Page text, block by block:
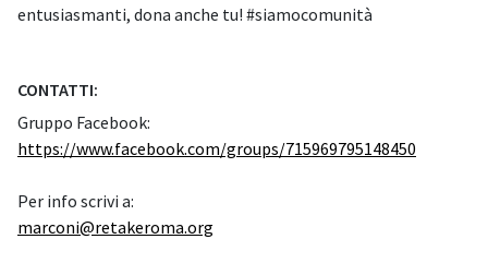
entusiasmanti, dona anche tu! #siamocomunità
CONTATTI:
Gruppo Facebook:
https://www.facebook.com/groups/715969795148450
Per info scrivi a:
marconi@retakeroma.org